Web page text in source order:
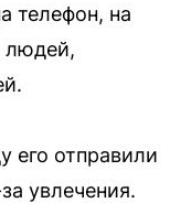
телефон, на
людей,
его отправили
увлечения.